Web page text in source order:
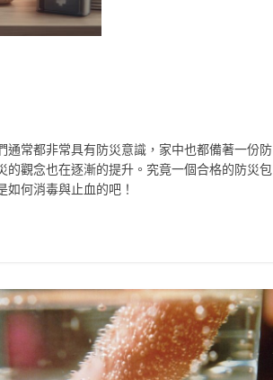
常都非常具有防災意識，家中也都備著一份防
的觀念也在逐漸的提升。究竟一個合格的防災包
何消毒與止血的吧！